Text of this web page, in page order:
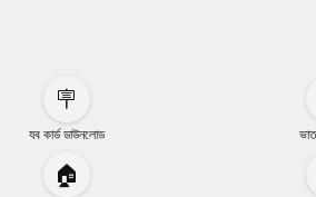
🪧
যব কার্ড ডাউনলোড
🏠